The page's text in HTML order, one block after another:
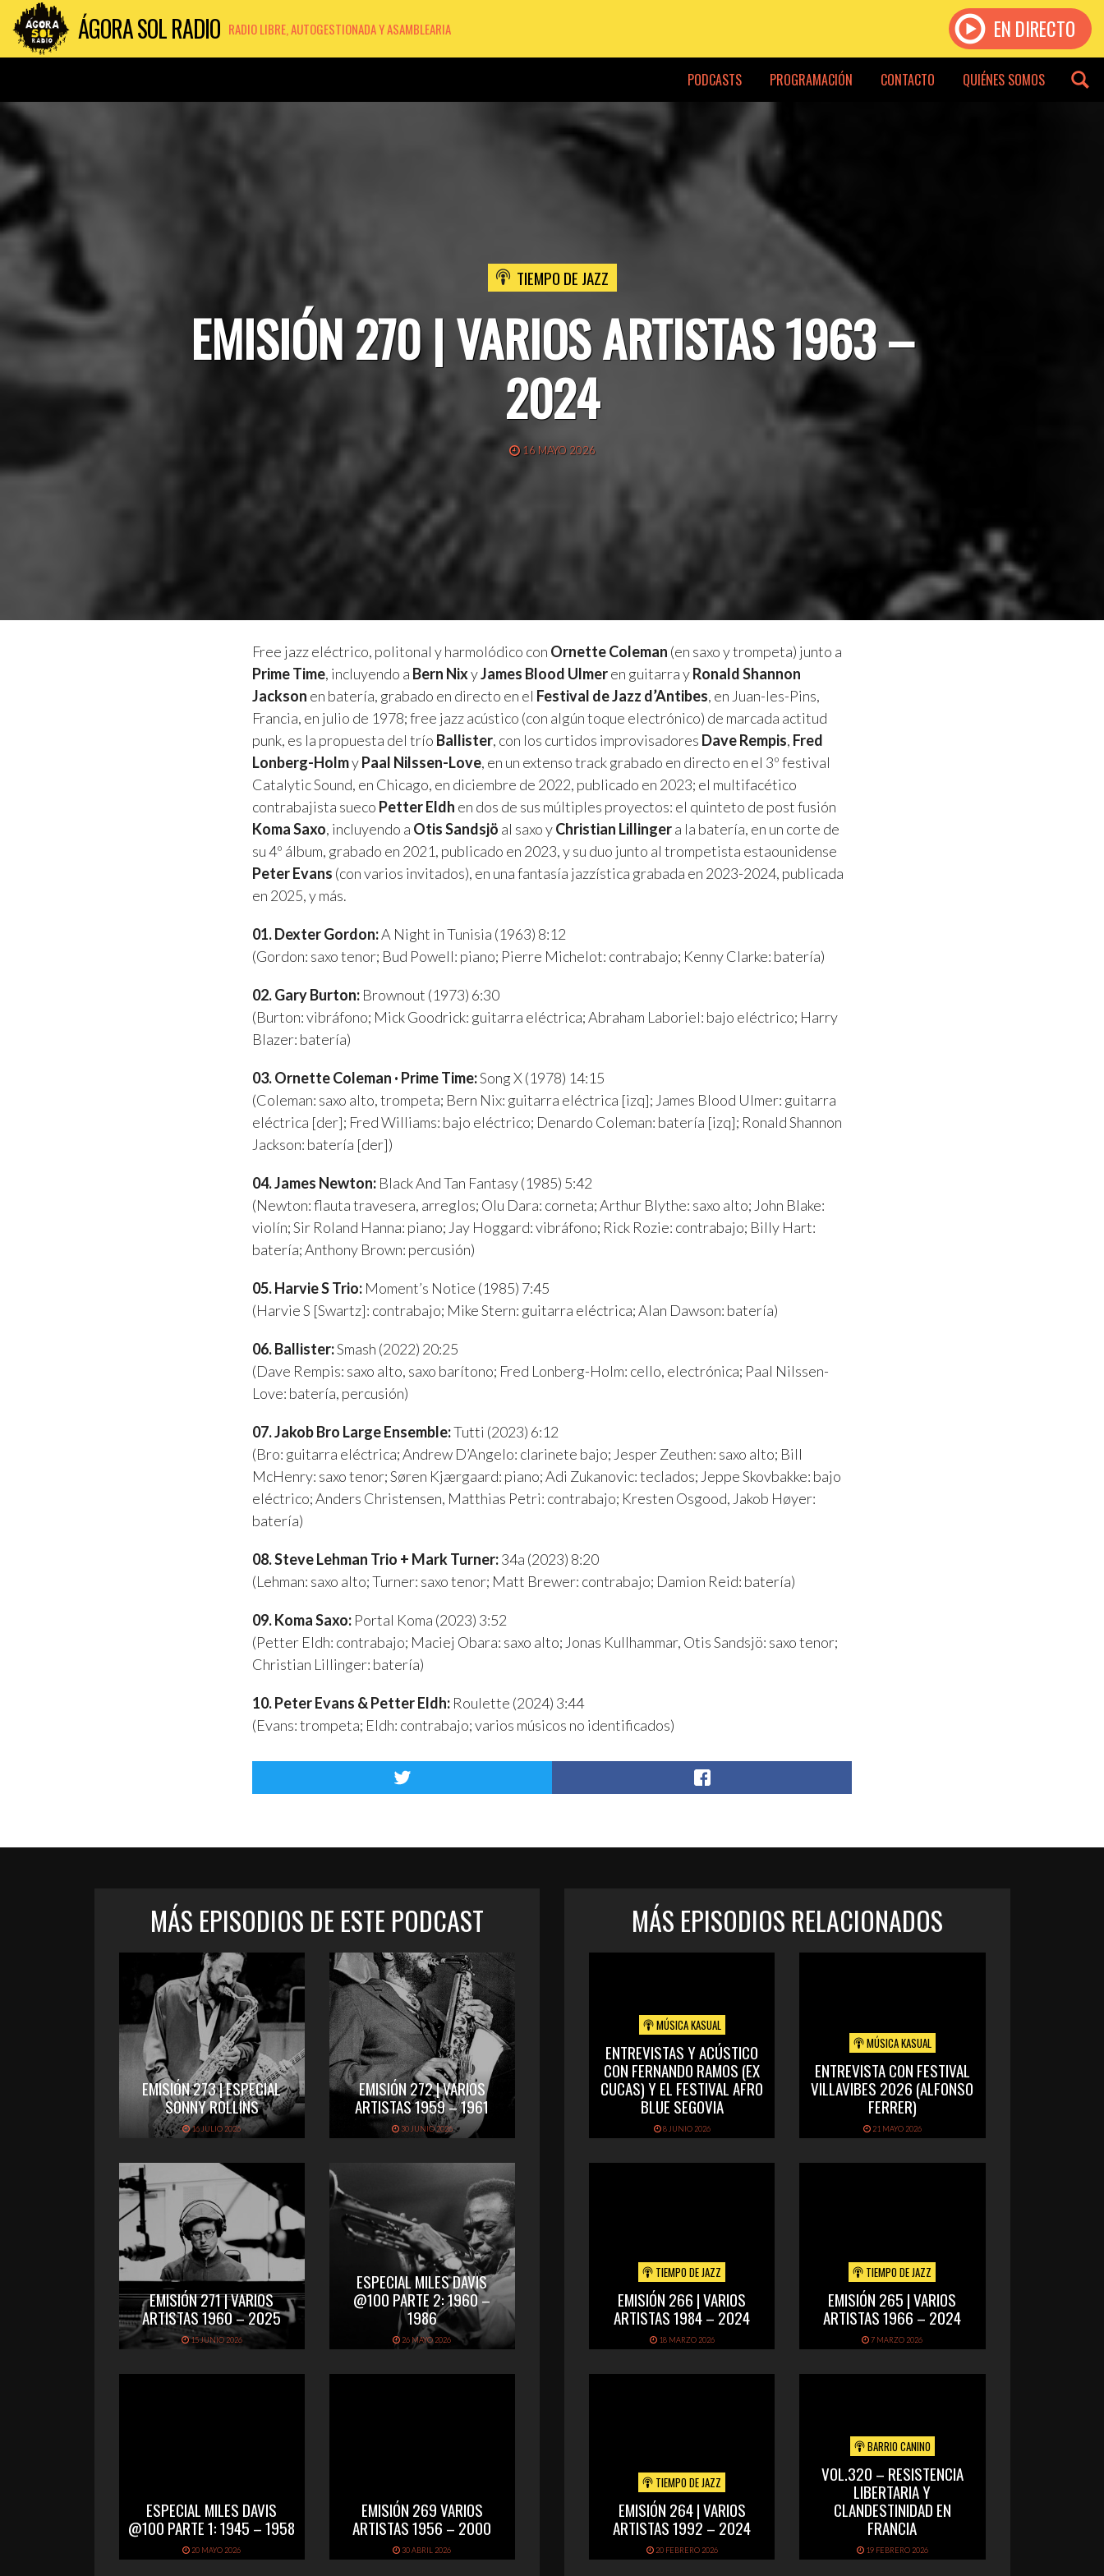
ÁGORA SOL RADIO RADIO LIBRE, AUTOGESTIONADA Y ASAMBLEARIA EN DIRECTO
PODCASTS PROGRAMACIÓN CONTACTO QUIÉNES SOMOS
TIEMPO DE JAZZ
EMISIÓN 270 | VARIOS ARTISTAS 1963 –
2024
16 MAYO 2026
Free jazz eléctrico, politonal y harmolódico con Ornette Coleman (en saxo y trompeta) junto a
Prime Time, incluyendo a Bern NixyJames Blood Ulmeren guitarra yRonald Shannon
Jackson en batería, grabado en directo en el Festival de Jazz d’Antibes, en Juan-les-Pins,
Francia, en julio de 1978; free jazz acústico (con algún toque electrónico) de marcada actitud
punk, es la propuesta del trío Ballister, con los curtidos improvisadores Dave Rempis, Fred
Lonberg-HolmyPaal Nilssen-Love, en un extenso track grabado en directo en el 3º festival
Catalytic Sound, en Chicago, en diciembre de 2022, publicado en 2023; el multifacético
contrabajista sueco Petter Eldh en dos de sus múltiples proyectos: el quinteto de post fusión
Koma Saxo, incluyendo a Otis Sandsjö al saxo yChristian Lillingera la batería, en un corte de
su 4º álbum, grabado en 2021, publicado en 2023, y su duo junto al trompetista estaounidense
Peter Evans (con varios invitados), en una fantasía jazzística grabada en 2023-2024, publicada
en 2025, y más.
01. Dexter Gordon:A Night in Tunisia (1963) 8:12
(Gordon: saxo tenor; Bud Powell: piano; Pierre Michelot: contrabajo; Kenny Clarke: batería)
02. Gary Burton: Brownout (1973) 6:30
(Burton: vibráfono; Mick Goodrick: guitarra eléctrica; Abraham Laboriel: bajo eléctrico; Harry
Blazer: batería)
03. Ornette Coleman · Prime Time:Song X (1978) 14:15
(Coleman: saxo alto, trompeta; Bern Nix: guitarra eléctrica [izq]; James Blood Ulmer: guitarra
eléctrica [der]; Fred Williams: bajo eléctrico; Denardo Coleman: batería [izq]; Ronald Shannon
Jackson: batería [der])
04. James Newton: Black And Tan Fantasy (1985) 5:42
(Newton: flauta travesera, arreglos; Olu Dara: corneta; Arthur Blythe: saxo alto; John Blake:
violín; Sir Roland Hanna: piano; Jay Hoggard: vibráfono; Rick Rozie: contrabajo; Billy Hart:
batería; Anthony Brown: percusión)
05. Harvie S Trio: Moment’s Notice (1985) 7:45
(Harvie S [Swartz]: contrabajo; Mike Stern: guitarra eléctrica; Alan Dawson: batería)
06. Ballister:Smash (2022) 20:25
(Dave Rempis: saxo alto, saxo barítono; Fred Lonberg-Holm: cello, electrónica; Paal Nilssen-
Love: batería, percusión)
07. Jakob Bro Large Ensemble:Tutti (2023) 6:12
(Bro: guitarra eléctrica; Andrew D’Angelo: clarinete bajo; Jesper Zeuthen: saxo alto; Bill
McHenry: saxo tenor; Søren Kjærgaard: piano; Adi Zukanovic: teclados; Jeppe Skovbakke: bajo
eléctrico; Anders Christensen, Matthias Petri: contrabajo; Kresten Osgood, Jakob Høyer:
batería)
08. Steve Lehman Trio + Mark Turner:34a (2023) 8:20
(Lehman: saxo alto; Turner: saxo tenor; Matt Brewer: contrabajo; Damion Reid: batería)
09. Koma Saxo: Portal Koma (2023) 3:52
(Petter Eldh: contrabajo; Maciej Obara: saxo alto; Jonas Kullhammar, Otis Sandsjö: saxo tenor;
Christian Lillinger: batería)
10. Peter Evans & Petter Eldh: Roulette (2024) 3:44
(Evans: trompeta; Eldh: contrabajo; varios músicos no identificados)
MÁS EPISODIOS DE ESTE PODCAST
EMISIÓN 273 | ESPECIAL
SONNY ROLLINS
16 JULIO 2026
EMISIÓN 272 | VARIOS
ARTISTAS 1959 – 1961
30 JUNIO 2026
EMISIÓN 271 | VARIOS
ARTISTAS 1960 – 2025
15 JUNIO 2026
ESPECIAL MILES DAVIS
@100 PARTE 2: 1960 –
1986
26 MAYO 2026
ESPECIAL MILES DAVIS
@100 PARTE 1: 1945 – 1958
20 MAYO 2026
EMISIÓN 269 VARIOS
ARTISTAS 1956 – 2000
30 ABRIL 2026
MÁS EPISODIOS RELACIONADOS
MÚSICA KASUAL
ENTREVISTAS Y ACÚSTICO
CON FERNANDO RAMOS (EX
CUCAS) Y EL FESTIVAL AFRO
BLUE SEGOVIA
8 JUNIO 2026
MÚSICA KASUAL
ENTREVISTA CON FESTIVAL
VILLAVIBES 2026 (ALFONSO
FERRER)
21 MAYO 2026
TIEMPO DE JAZZ
EMISIÓN 266 | VARIOS
ARTISTAS 1984 – 2024
18 MARZO 2026
TIEMPO DE JAZZ
EMISIÓN 265 | VARIOS
ARTISTAS 1966 – 2024
7 MARZO 2026
TIEMPO DE JAZZ
EMISIÓN 264 | VARIOS
ARTISTAS 1992 – 2024
20 FEBRERO 2026
BARRIO CANINO
VOL.320 – RESISTENCIA
LIBERTARIA Y
CLANDESTINIDAD EN
FRANCIA
19 FEBRERO 2026